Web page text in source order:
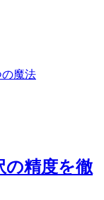
魔法
の精度を徹